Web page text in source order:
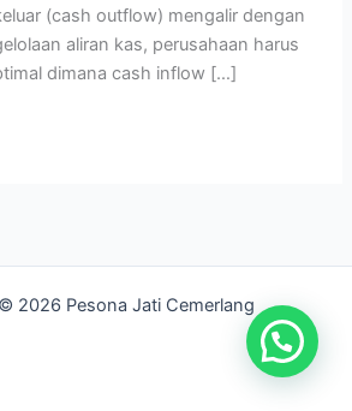
(cash outflow) mengalir dengan
aliran kas, perusahaan harus
dimana cash inflow […]
2026 Pesona Jati Cemerlang